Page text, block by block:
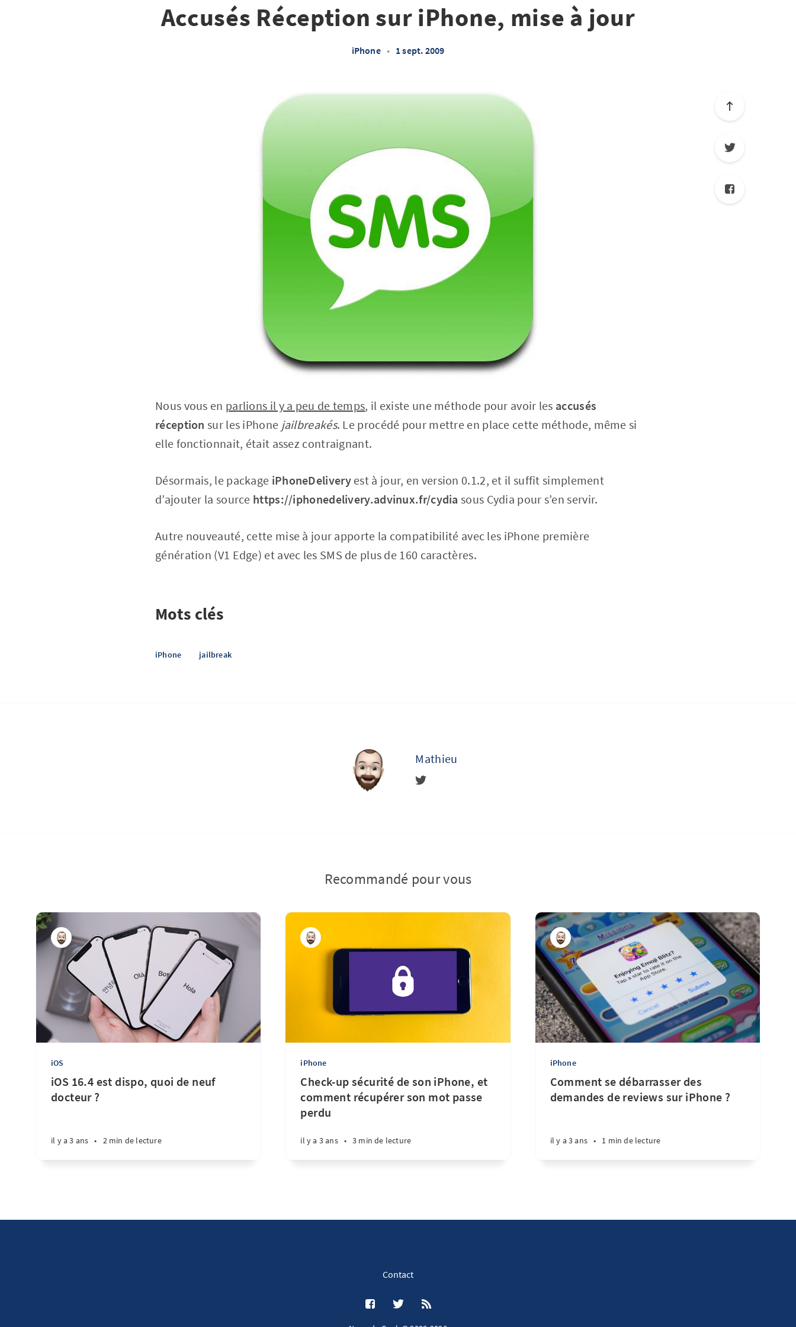
Accusés Réception sur iPhone, mise à jour
iPhone • 1 sept. 2009
Nous vous en parlions il y a peu de temps, il existe une méthode pour avoir les accusés
réception sur les iPhone jailbreakés. Le procédé pour mettre en place cette méthode, même si
elle fonctionnait, était assez contraignant.
Désormais, le package iPhoneDeliveryest à jour, en version 0.1.2, et il suffit simplement
d’ajouter la source https://iphonedelivery.advinux.fr/cydia sous Cydia pour s’en servir.
Autre nouveauté, cette mise à jour apporte la compatibilité avec les iPhone première
génération (V1 Edge) et avec les SMS de plus de 160 caractères.
Mots clés
iPhone jailbreak
Mathieu
Recommandé pour vous
iOS
iOS 16.4 est dispo, quoi de neuf
docteur ?
il y a 3 ans • 2 min de lecture
iPhone
Check-up sécurité de son iPhone, et
comment récupérer son mot passe
perdu
il y a 3 ans • 3 min de lecture
iPhone
Comment se débarrasser des
demandes de reviews sur iPhone ?
il y a 3 ans • 1 min de lecture
Contact